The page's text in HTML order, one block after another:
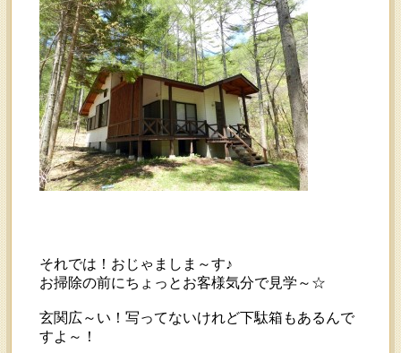
それでは！おじゃましま～す♪
お掃除の前にちょっとお客様気分で見学～☆
玄関広～い！写ってないけれど下駄箱もあるんで
すよ～！